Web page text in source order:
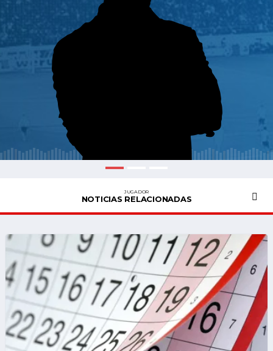
JUGADOR
NOTICIAS RELACIONADAS